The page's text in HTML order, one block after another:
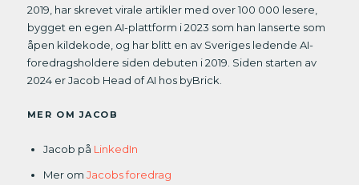
2019, har skrevet virale artikler med over 100 000 lesere,
bygget en egen AI-plattform i 2023 som han lanserte som
åpen kildekode, og har blitt en av Sveriges ledende AI-
foredragsholdere siden debuten i 2019. Siden starten av
2024 er Jacob Head of AI hos byBrick.
MER OM JACOB
Jacob på LinkedIn
Mer om Jacobs foredrag